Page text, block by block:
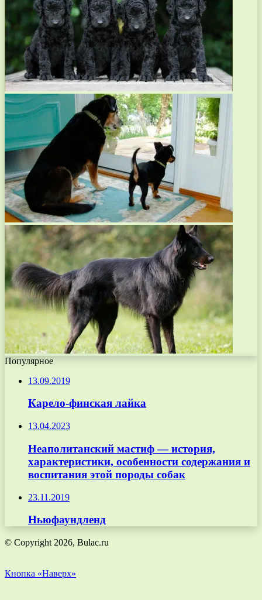
Популярное
13.09.2019
Карело-финская лайка
13.04.2023
Неаполитанский мастиф — история,
характеристики, особенности содержания и
воспитания этой породы собак
23.11.2019
Ньюфаундленд
© Copyright 2026, Bulac.ru
Кнопка «Наверх»